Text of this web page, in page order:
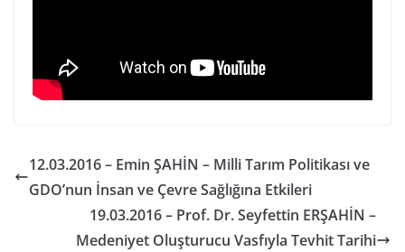
12.03.2016 – Emin ŞAHİN – Milli Tarım Politikası ve
GDO’nun İnsan ve Çevre Sağlığına Etkileri
19.03.2016 – Prof. Dr. Seyfettin ERŞAHİN –
Medeniyet Oluşturucu Vasfıyla Tevhit Tarihi